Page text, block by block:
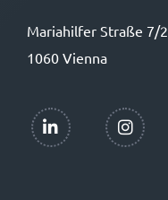
Mariahilfer Straße 7/2
1060 Vienna